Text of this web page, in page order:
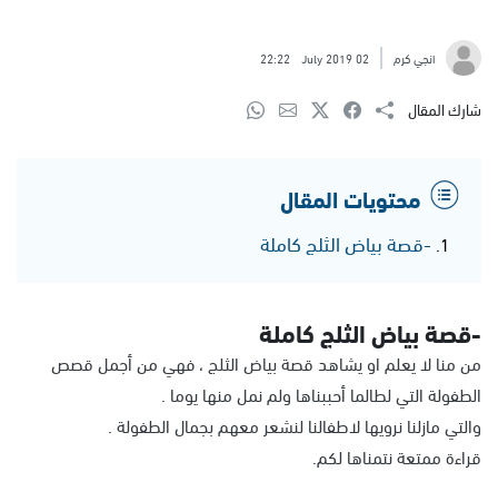
انجي كرم 02 July 2019
22:22
شارك المقال
محتويات المقال
-قصة بياض الثلج كاملة
-قصة بياض الثلج كاملة
من منا لا يعلم او يشاهد قصة بياض الثلج ، فهي من أجمل قصص
الطفولة التي لطالما أحببناها ولم نمل منها يوما .
والتي مازلنا نرويها لاطفالنا لنشعر معهم بجمال الطفولة .
قراءة ممتعة نتمناها لكم.